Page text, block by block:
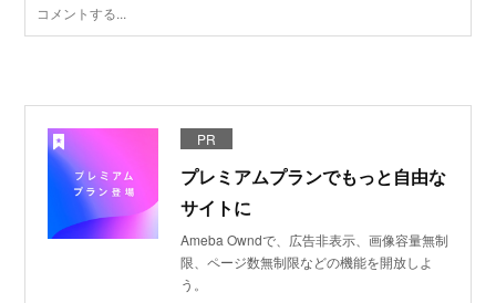
PR
プレミアムプランでもっと自由な
サイトに
Ameba Owndで、広告非表示、画像容量無制
限、ページ数無制限などの機能を開放しよ
う。